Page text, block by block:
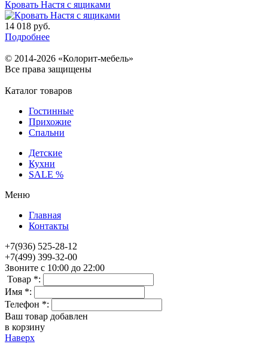
Кровать Настя с ящиками
14 018 руб.
Подробнее
© 2014-2026 «Колорит-мебель»
Все права защищены
Каталог товаров
Гостинные
Прихожие
Спальни
Детские
Кухни
SALE %
Меню
Главная
Контакты
+7(936) 525-28-12
+7(499) 399-32-00
Звоните с 10:00 до 22:00
Товар *:
Имя *:
Телефон *:
Ваш товар добавлен
в корзину
Наверх